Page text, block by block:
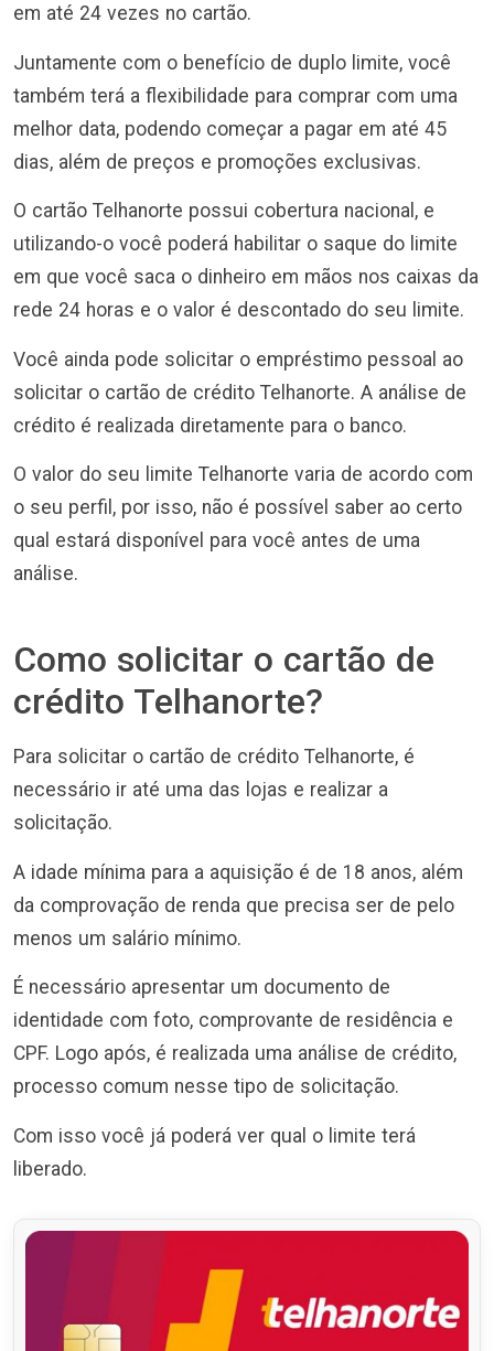
em até 24 vezes no cartão.
Juntamente com o benefício de duplo limite, você
também terá a flexibilidade para comprar com uma
melhor data, podendo começar a pagar em até 45
dias, além de preços e promoções exclusivas.
O cartão Telhanorte possui cobertura nacional, e
utilizando-o você poderá habilitar o saque do limite
em que você saca o dinheiro em mãos nos caixas da
rede 24 horas e o valor é descontado do seu limite.
Você ainda pode solicitar o empréstimo pessoal ao
solicitar o cartão de crédito Telhanorte. A análise de
crédito é realizada diretamente para o banco.
O valor do seu limite Telhanorte varia de acordo com
o seu perfil, por isso, não é possível saber ao certo
qual estará disponível para você antes de uma
análise.
Como solicitar o cartão de
crédito Telhanorte?
Para solicitar o cartão de crédito Telhanorte, é
necessário ir até uma das lojas e realizar a
solicitação.
A idade mínima para a aquisição é de 18 anos, além
da comprovação de renda que precisa ser de pelo
menos um salário mínimo.
É necessário apresentar um documento de
identidade com foto, comprovante de residência e
CPF. Logo após, é realizada uma análise de crédito,
processo comum nesse tipo de solicitação.
Com isso você já poderá ver qual o limite terá
liberado.